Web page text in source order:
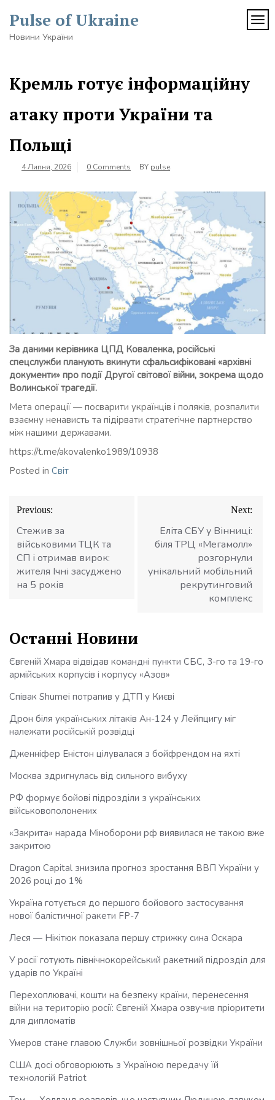
content
Pulse of Ukraine
Новини України
Кремль готує інформаційну
атаку проти України та
Польщі
4 Липня, 2026 0 Comments BY pulse
За даними керівника ЦПД Коваленка, російські
спецслужби планують вкинути сфальсифіковані «архівні
документи» про події Другої світової війни, зокрема щодо
Волинської трагедії.
Мета операції — посварити українців і поляків, розпалити
взаємну ненависть та підірвати стратегічне партнерство
між нашими державами.
https://t.me/akovalenko1989/10938
Posted in Світ
Навігація
записів
Previous:
Стежив за
військовими ТЦК та
СП і отримав вирок:
жителя Ічні засуджено
на 5 років
Next:
Еліта СБУ у Вінниці:
біля ТРЦ «Мегамолл»
розгорнули
унікальний мобільний
рекрутинговий
комплекс
Останні Новини
Євгеній Хмара відвідав командні пункти СБС, 3-го та 19-го
армійських корпусів і корпусу «Азов»
Співак Shumei потрапив у ДТП у Києві
Дрон біля українських літаків Ан-124 у Лейпцигу міг
належати російській розвідці
Дженніфер Еністон цілувалася з бойфрендом на яхті
Москва здригнулась від сильного вибуху
РФ формує бойові підрозділи з українських
військовополонених
«Закрита» нарада Міноборони рф виявилася не такою вже
закритою
Dragon Capital знизила прогноз зростання ВВП України у
2026 році до 1%
Україна готується до першого бойового застосування
нової балістичної ракети FP-7
Леся — Нікітюк показала першу стрижку сина Оскара
У росії готують північнокорейський ракетний підрозділ для
ударів по Україні
Перехоплювачі, кошти на безпеку країни, перенесення
війни на територію росії: Євгеній Хмара озвучив пріоритети
для дипломатів
Умеров стане главою Служби зовнішньої розвідки України
США досі обговорюють з Україною передачу їй
технологій Patriot